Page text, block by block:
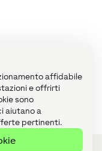
affidabile
e offrirti
sono
aiutano a
pertinenti.